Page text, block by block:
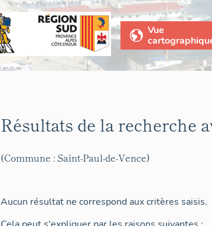
Vue
Résultats de la recherche
(Commune : Saint-Paul-de-Vence)
Aucun résultat ne correspond aux critères saisis.